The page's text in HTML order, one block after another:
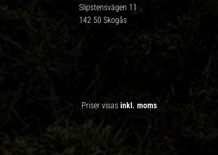
Slipstensvägen 11
142 50 Skogås
Priser visas inkl. moms